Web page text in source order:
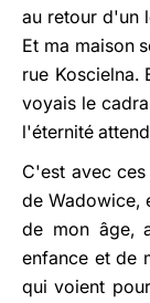
au retour d'un
Et ma maison
rue Koscielna.
voyais le
l'éternité
C'est avec
de Wadowice,
de mon âge,
enfance et de
qui voient